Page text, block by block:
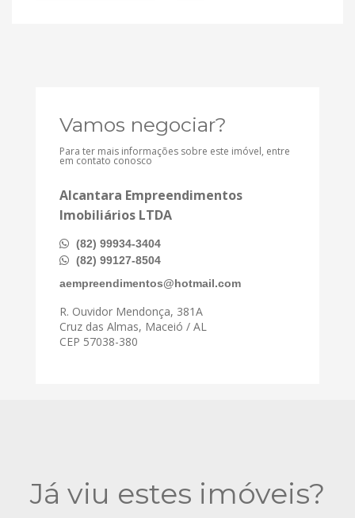
Vamos negociar?
Para ter mais informações sobre este imóvel, entre
em contato conosco
Alcantara Empreendimentos
Imobiliários LTDA
(82) 99934-3404
(82) 99127-8504
aempreendimentos@hotmail.com
R. Ouvidor Mendonça, 381A
Cruz das Almas, Maceió / AL
CEP 57038-380
Já viu estes imóveis?